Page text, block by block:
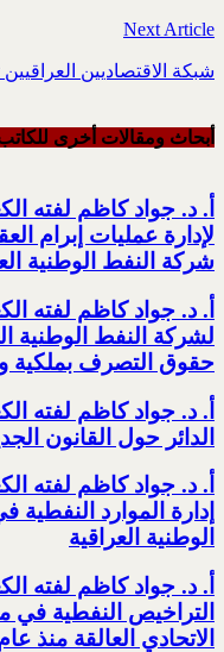
Next Article
شبكة الاقتصاديين
أبحاث ومقالات أخرى
أ. د. جواد كاظم لفته
لإدارة عمليات إبرام
شركة النفط الوطنية
أ. د. جواد كاظم لفته
لشركة النفط الوطنية
حقوق التصرف بملكية
أ. د. جواد كاظم لفته
الدائر حول القانون
أ. د. جواد كاظم لفته
إدارة الموارد
الوطنية العراقية
أ. د. جواد كاظم لفته
التراخيص النفطية في
الاتحادي العالقة منذ عام